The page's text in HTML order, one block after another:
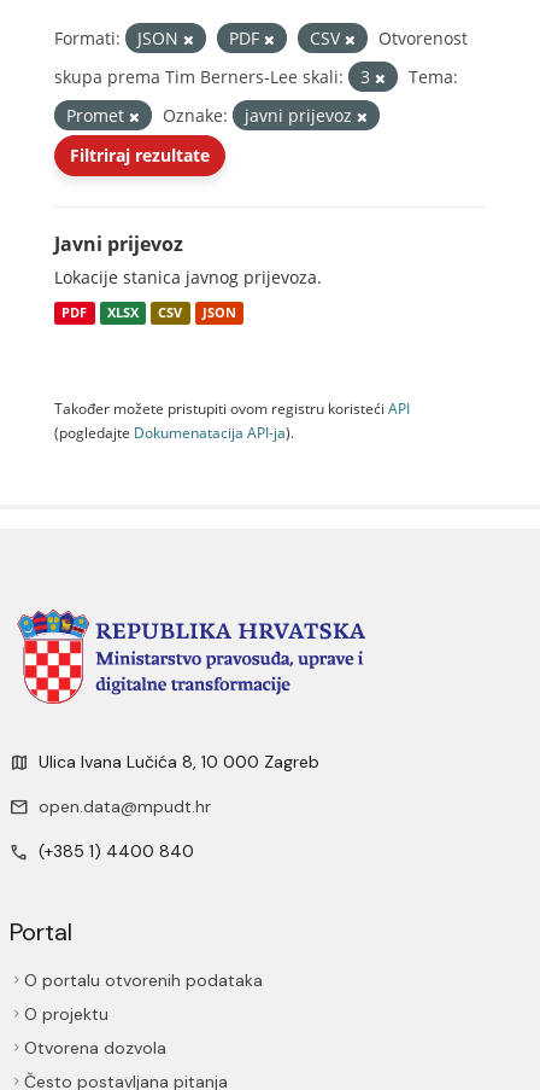
Formati: JSON PDF CSV
Otvorenost
skupa prema Tim Berners-Lee skali:
3
Tema:
Promet
Oznake:
javni prijevoz
Filtriraj rezultate
Javni prijevoz
Lokacije stanica javnog prijevoza.
PDF XLSX CSV JSON
Također možete pristupiti ovom registru koristeći API
(pogledajte Dokumenаtаcijа API-jа).